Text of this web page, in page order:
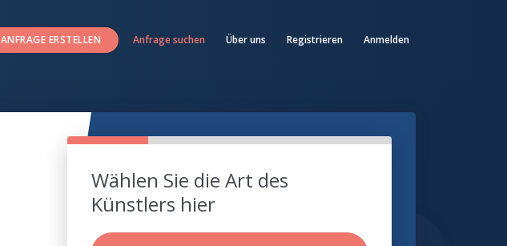
ANFRAGE ERSTELLEN Anfrage suchen Über uns Registrieren Anmelden
Wählen Sie die Art des
Künstlers hier